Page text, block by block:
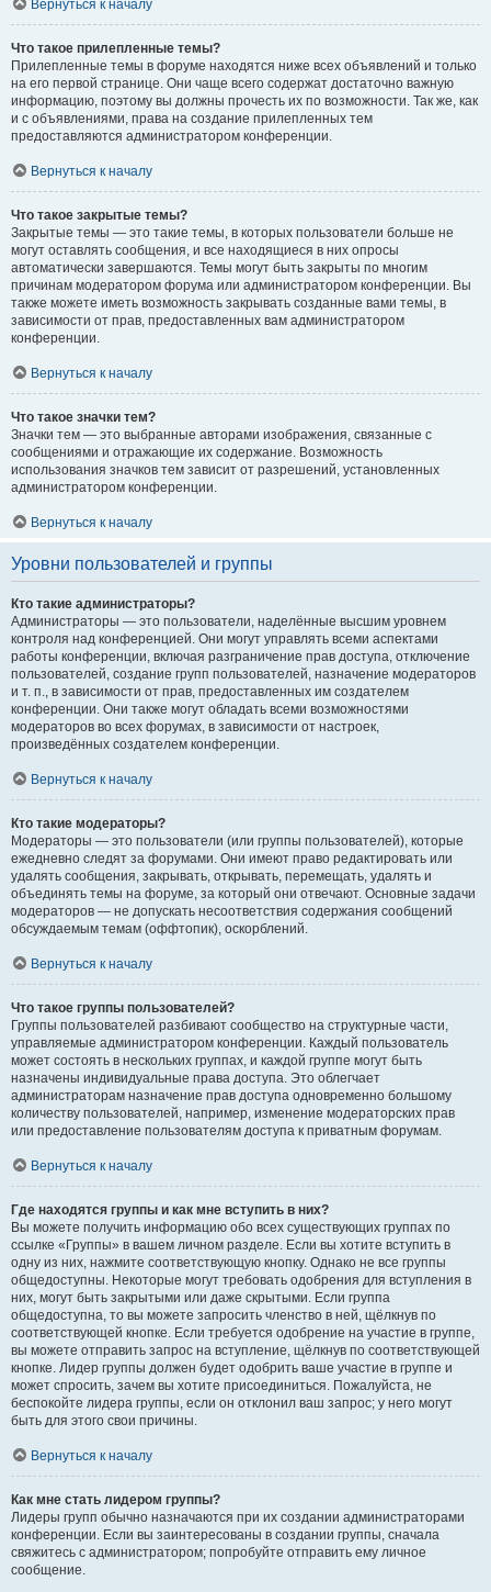
Вернуться к началу
Что такое прилепленные темы?
Прилепленные темы в форуме находятся ниже всех объявлений и только
на его первой странице. Они чаще всего содержат достаточно важную
информацию, поэтому вы должны прочесть их по возможности. Так же, как
и с объявлениями, права на создание прилепленных тем
предоставляются администратором конференции.
Вернуться к началу
Что такое закрытые темы?
Закрытые темы — это такие темы, в которых пользователи больше не
могут оставлять сообщения, и все находящиеся в них опросы
автоматически завершаются. Темы могут быть закрыты по многим
причинам модератором форума или администратором конференции. Вы
также можете иметь возможность закрывать созданные вами темы, в
зависимости от прав, предоставленных вам администратором
конференции.
Вернуться к началу
Что такое значки тем?
Значки тем — это выбранные авторами изображения, связанные с
сообщениями и отражающие их содержание. Возможность
использования значков тем зависит от разрешений, установленных
администратором конференции.
Вернуться к началу
Уровни пользователей и группы
Кто такие администраторы?
Администраторы — это пользователи, наделённые высшим уровнем
контроля над конференцией. Они могут управлять всеми аспектами
работы конференции, включая разграничение прав доступа, отключение
пользователей, создание групп пользователей, назначение модераторов
и т. п., в зависимости от прав, предоставленных им создателем
конференции. Они также могут обладать всеми возможностями
модераторов во всех форумах, в зависимости от настроек,
произведённых создателем конференции.
Вернуться к началу
Кто такие модераторы?
Модераторы — это пользователи (или группы пользователей), которые
ежедневно следят за форумами. Они имеют право редактировать или
удалять сообщения, закрывать, открывать, перемещать, удалять и
объединять темы на форуме, за который они отвечают. Основные задачи
модераторов — не допускать несоответствия содержания сообщений
обсуждаемым темам (оффтопик), оскорблений.
Вернуться к началу
Что такое группы пользователей?
Группы пользователей разбивают сообщество на структурные части,
управляемые администратором конференции. Каждый пользователь
может состоять в нескольких группах, и каждой группе могут быть
назначены индивидуальные права доступа. Это облегчает
администраторам назначение прав доступа одновременно большому
количеству пользователей, например, изменение модераторских прав
или предоставление пользователям доступа к приватным форумам.
Вернуться к началу
Где находятся группы и как мне вступить в них?
Вы можете получить информацию обо всех существующих группах по
ссылке «Группы» в вашем личном разделе. Если вы хотите вступить в
одну из них, нажмите соответствующую кнопку. Однако не все группы
общедоступны. Некоторые могут требовать одобрения для вступления в
них, могут быть закрытыми или даже скрытыми. Если группа
общедоступна, то вы можете запросить членство в ней, щёлкнув по
соответствующей кнопке. Если требуется одобрение на участие в группе,
вы можете отправить запрос на вступление, щёлкнув по соответствующей
кнопке. Лидер группы должен будет одобрить ваше участие в группе и
может спросить, зачем вы хотите присоединиться. Пожалуйста, не
беспокойте лидера группы, если он отклонил ваш запрос; у него могут
быть для этого свои причины.
Вернуться к началу
Как мне стать лидером группы?
Лидеры групп обычно назначаются при их создании администраторами
конференции. Если вы заинтересованы в создании группы, сначала
свяжитесь с администратором; попробуйте отправить ему личное
сообщение.